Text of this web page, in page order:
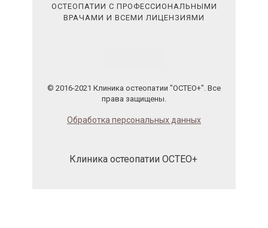
ОСТЕОПАТИИ С ПРОФЕССИОНАЛЬНЫМИ
ВРАЧАМИ И ВСЕМИ ЛИЦЕНЗИЯМИ
© 2016-2021 Клиника остеопатии "ОСТЕО+". Все
права защищены.
Обработка персональных данных
Клиника остеопатии ОСТЕО+